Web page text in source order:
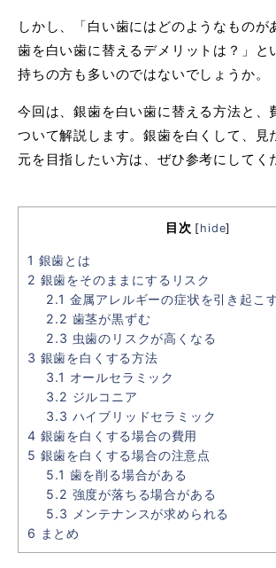
しかし、「白い歯にはどのようなものが
歯を白い歯に替えるデメリットは？」と
持ちの方も多いのではないでしょうか。
今回は、銀歯を白い歯に替える方法と、
ついて解説します。銀歯を白くして、見
元を目指したい方は、ぜひ参考にしてく
目次 [hide]
1 銀歯とは
2 銀歯をそのままにするリスク
2.1 金属アレルギーの症状を引き起こ
2.2 歯茎が黒ずむ
2.3 虫歯のリスクが高くなる
3 銀歯を白くする方法
3.1 オールセラミック
3.2 ジルコニア
3.3 ハイブリッドセラミック
4 銀歯を白くする場合の費用
5 銀歯を白くする場合の注意点
5.1 歯を削る場合がある
5.2 強度が落ちる場合がある
5.3
メンテナンスが求められる
6 まとめ